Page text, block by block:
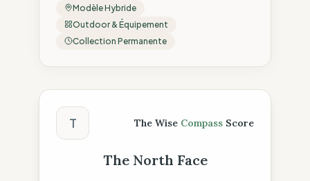
Modèle Hybride
Outdoor & Équipement
Collection Permanente
Score The Wise Compass
T The Wise Compass Score
The North Face